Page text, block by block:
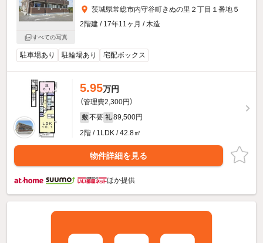
すべての写真
茨城県常総市内守谷町きぬの里２丁目１番地５
2階建 / 17年11ヶ月 / 木造
駐車場あり 駐輪場あり 宅配ボックス
5.95万円
（管理費2,300円）
敷 不要 礼 89,500円
2階 / 1LDK / 42.8㎡
物件詳細を見る
ほか提供